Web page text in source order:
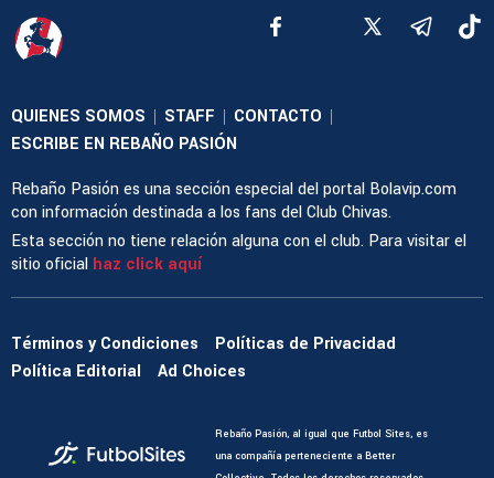
QUIENES SOMOS | STAFF | CONTACTO |
ESCRIBE EN REBAÑO PASIÓN
Rebaño Pasión es una sección especial del portal Bolavip.com
con información destinada a los fans del Club Chivas.
Esta sección no tiene relación alguna con el club. Para visitar el
sitio oficial haz click aquí
Términos y Condiciones
Políticas de Privacidad
Política Editorial
Ad Choices
Rebaño Pasión, al igual que Futbol Sites, es
una compañía perteneciente a Better